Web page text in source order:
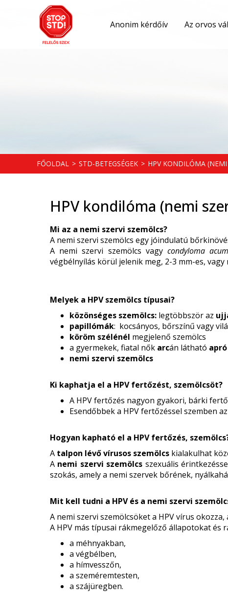
Anonim kérdőív Az orvos
FŐOLDAL > STD-BETEGSÉGEK > HPV KONDILÓMA (NEMI
HPV kondilóma (nemi
Mi az a nemi szervi szemölcs?
A nemi szervi szemölcs egy jóindulatú
A nemi szervi szemölcs vagy condyloma
végbélnyílás körül jelenik meg, 2-3 mm-es,
Melyek a HPV szemölcs típusai?
közönséges szemölcs: legtöbbször az
papillómák: kocsányos, bőrszínű vagy
köröm szélénél megjelenő szemölcs
a gyermekek, fiatal nők arcán látható
nemi szervi szemölcs
Ki kaphatja el a HPV fertőzést, szemölcsöt?
A HPV fertőzés nagyon gyakori, bárki
Esendőbbek a HPV fertőzéssel szemben
Hogyan kapható el a HPV fertőzés,
A talpon lévő vírusos szemölcs kialakulhat
A nemi szervi szemölcs szexuális
szokás, amely a nemi szervek bőrének,
Mit kell tudni a HPV és a nemi szervi
A nemi szervi szemölcsöket a HPV vírus
A HPV más típusai rákmegelőző állapotokat és
a méhnyakban,
a végbélben,
a hímvesszőn,
a szeméremtesten,
a szájüregben.